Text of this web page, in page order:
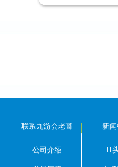
联系九游会老哥
公司介绍
新
IT